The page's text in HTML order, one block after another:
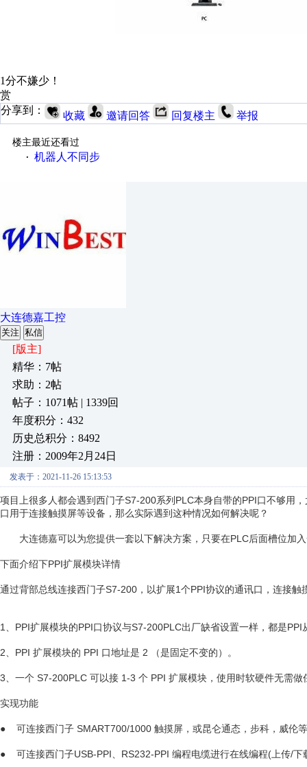
1分不嫌少！
赏
分享到：
收藏 邀请回答 回复楼主 举报
楼主最近还看过
· 机器人不同步
大连德嘉工控
关注 私信
[版主]
精华：7帖
求助：2帖
帖子：1071帖 | 1339回
年度积分：432
历史总积分：8492
注册：2009年2月24日
发表于：2021-11-26 15:13:53
项目上很多人都会遇到西门子S7-200系列PLC本身自带的PPI口不够用
口用于连接触摸屏等设备，那么实际遇到这种情况如何解决呢？
大连德嘉可以为您提供一套以下解决方案，只要在PLC后面槽位加
下面介绍下PPI扩展模块详情
通过背部总线连接西门子S7-200，以扩展1个PPI协议的通讯口，连接触
1、PPI扩展模块的PPI口协议与S7-200PLC出厂缺省设置一样，都是
2、PPI 扩展模块的 PPI 口地址是 2 （是固定不变的）。
3、一个 S7-200PLC 可以接 1-3 个 PPI 扩展模块，使用时软硬件无需做
实现功能
● 可连接西门子 SMART700/1000 触摸屏，或昆仑通态，步科，威伦
● 可连接西门子USB-PPI、RS232-PPI 编程电缆进行在线编程(上传/下